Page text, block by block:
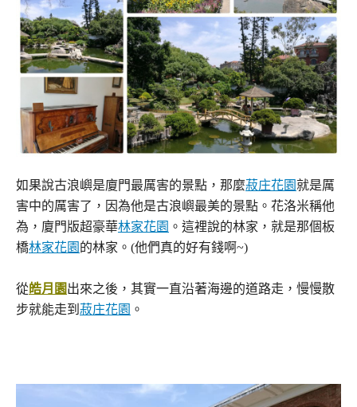
如果說古浪嶼是廈門最厲害的景點，那麼菽庄花園就是厲
害中的厲害了，因為他是古浪嶼最美的景點。花洛米稱他
為，廈門版超豪華林家花園 。這裡說的林家，就是那個板
橋林家花園 的林家。(他們真的好有錢啊~)
從皓月園出來之後，其實一直沿著海邊的道路走，慢慢散
步就能走到 菽庄花園 。